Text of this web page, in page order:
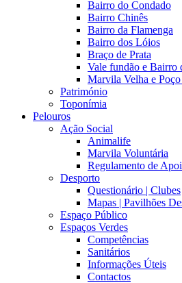
Bairro do Condado
Bairro Chinês
Bairro da Flamenga
Bairro dos Lóios
Braço de Prata
Vale fundão e Bairro
Marvila Velha e
Património
Toponímia
Pelouros
Ação Social
Animalife
Marvila Voluntária
Regulamento de
Desporto
Questionário | Clubes
Mapas | Pavilhões
Espaço Público
Espaços Verdes
Competências
Sanitários
Informações Úteis
Contactos